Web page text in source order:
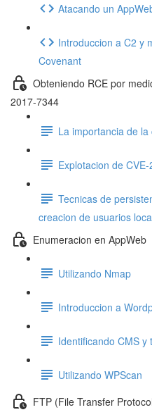
Atacando un
Introduccion a C2 y
Covenant
Obteniendo RCE por
2017-7344
La importancia de la
Explotacion de
Tecnicas de
creacion de usuarios
Enumeracion en AppWeb
Utilizando Nmap
Introduccion a
Identificando CMS y
Utilizando WPScan
FTP (File Transfer